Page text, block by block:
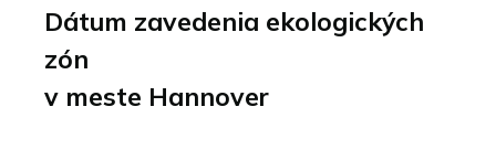
Dátum zavedenia ekologických
zón
v meste Hannover